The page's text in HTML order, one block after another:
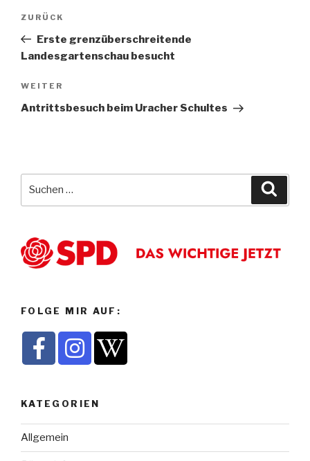
Beitragsnavigation
Vorheriger
Beitrag
ZURÜCK
Erste grenzüberschreitende
Landesgartenschau besucht
Nächster
Beitrag
WEITER
Antrittsbesuch beim Uracher Schultes
FOLGE MIR AUF:
KATEGORIEN
Allgemein